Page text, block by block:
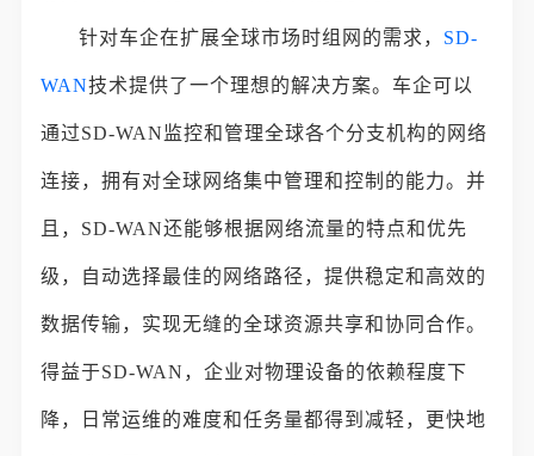
针对车企在扩展全球市场时组网的需求， SD-
WAN技术提供了一个理想的解决方案。车企可以
通过SD-WAN监控和管理全球各个分支机构的网络
连接，拥有对全球网络集中管理和控制的能力。并
且，SD-WAN还能够根据网络流量的特点和优先
级，自动选择最佳的网络路径，提供稳定和高效的
数据传输，实现无缝的全球资源共享和协同合作。
得益于SD-WAN，企业对物理设备的依赖程度下
降，日常运维的难度和任务量都得到减轻，更快地